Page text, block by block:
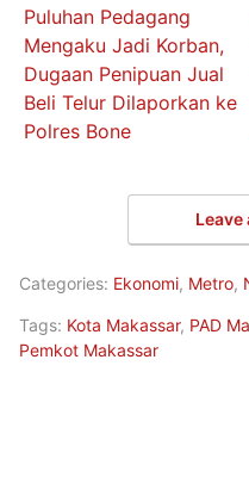
Puluhan Pedagang
Mengaku Jadi Korban,
Dugaan Penipuan Jual
Beli Telur Dilaporkan ke
Polres Bone
Leave
Categories: Ekonomi, Metro,
Tags: Kota Makassar, PAD
Pemkot Makassar